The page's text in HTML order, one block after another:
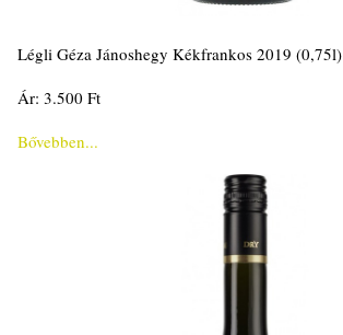
Légli Géza Jánoshegy Kékfrankos 2019 (0,75l)
Ár: 3.500 Ft
Bővebben...